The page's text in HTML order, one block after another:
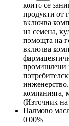
които се
продукти от
включва
на семена,
помощта на
включва
промишлени
компанията,
(Източник
Палмово
0.00%